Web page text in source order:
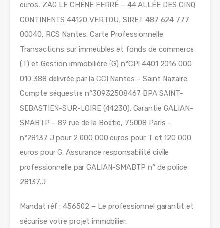
euros, ZAC LE CHÊNE FERRÉ – 44 ALLÉE DES CINQ
CONTINENTS 44120 VERTOU; SIRET 487 624 777
00040, RCS Nantes. Carte Professionnelle
Transactions sur immeubles et fonds de commerce
(T) et Gestion immobilière (G) n°CPI 4401 2016 000
010 388 délivrée par la CCI Nantes – Saint Nazaire.
Compte séquestre n°30932508467 BPA SAINT-
SEBASTIEN-SUR-LOIRE (44230). Garantie GALIAN-
SMABTP – 89 rue de la Boétie, 75008 Paris –
n°28137 J pour 2 000 000 euros pour T et 120 000
euros pour G. Assurance responsabilité civile
professionnelle par GALIAN-SMABTP n° de police
28137.J
Mandat réf : 456502 – Le professionnel garantit et
sécurise votre projet immobilier.